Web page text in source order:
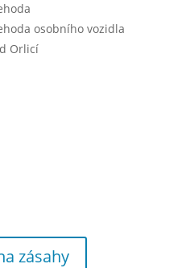
osobního vozidla
Orlicí
zásahy